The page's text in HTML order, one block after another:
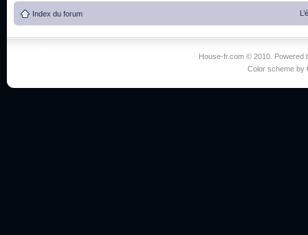
Index du forum
House-fr.com © 2010. Powered
Color scheme by